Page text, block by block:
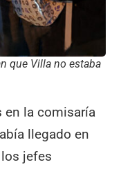
que Villa no estaba
en la comisaría
llegado en
jefes